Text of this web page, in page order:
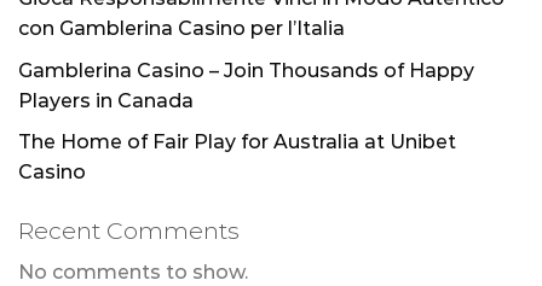
con Gamblerina Casino per l’Italia
Gamblerina Casino – Join Thousands of Happy
Players in Canada
The Home of Fair Play for Australia at Unibet
Casino
Recent Comments
No comments to show.